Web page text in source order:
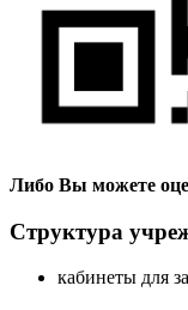
Либо Вы можете
Структура
кабинеты для